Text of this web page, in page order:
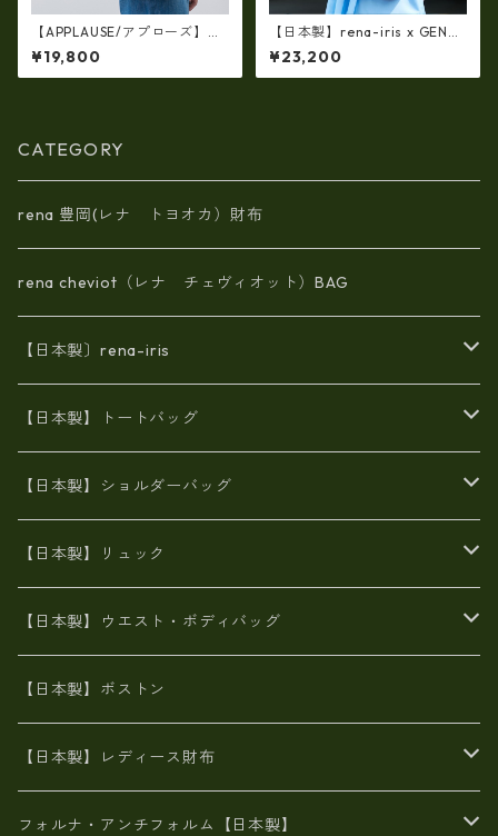
【APPLAUSE/アプローズ】レ
ザー コンビ リーフショルダ
ー（日本製）ap-5010
¥19,800
【日本製】rena-iris x GENO
VA（IMAIBAG）コラボ製品ラ
ンドセルデザインM・・シュリ
ンクヌメ牛革・リュック ir-2
¥23,200
CATEGORY
rena 豊岡(レナ トヨオカ）財布
rena cheviot（レナ チェヴィオット）BAG
【日本製〕rena-iris
エナメル（パテント）レザー
牛革製品トート・ショルダー
牛革製品リュック
【日本製】トートバッグ
火山灰染めバッグ
8号帆布
豊岡製
ヌメ革バッグ
Ａ3サイズ
オイルレザー
エナメル
がま口
リネン
メタリック
スエード
【日本製】ショルダーバッグ
漂流ロープバッグ
6号蝋引き帆布
火山灰染めバッグ
8号帆布
財布ポシェット
牛革
メタリック
オイルレザー
６号蝋引き帆布
【日本製】リュック
帆布
豊岡
豊岡製
牛革
日本製
【日本製】ウエスト・ボディバッグ
帆布
【日本製】ボストン
【日本製】レディース財布
二つ折り財布
フォルナ・アンチフォルム【日本製】